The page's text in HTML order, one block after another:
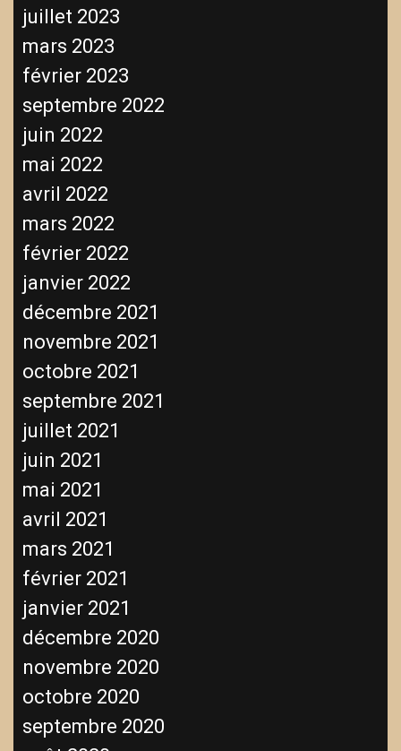
juillet 2023
mars 2023
février 2023
septembre 2022
juin 2022
mai 2022
avril 2022
mars 2022
février 2022
janvier 2022
décembre 2021
novembre 2021
octobre 2021
septembre 2021
juillet 2021
juin 2021
mai 2021
avril 2021
mars 2021
février 2021
janvier 2021
décembre 2020
novembre 2020
octobre 2020
septembre 2020